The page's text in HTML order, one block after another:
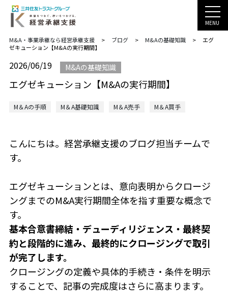
MENU
M&A・事業承継なら経営承継支援 > ブログ > M&Aの基礎知識 >
エグ
ゼキューション【M&Aの実行期間】
2026/06/19 M&Aの基礎知識
エグゼキューション【M&Aの実行期間】
M＆Aの手順 M＆A基礎知識 M＆A売手 M＆A買手
こんにちは。経営承継支援のブログ担当チームで
す。
エグゼキューションとは、意向表明からクロージ
ングまでのM&A実行期間全体を指す重要な概念で
す。
基本合意書締結・デューディリジェンス・最終契
約と段階的に進み、最終的にクロージングで取引
が完了します。
クロージングの定義や具体的手続き・条件を明示
することで、記事の完成度はさらに高まります。